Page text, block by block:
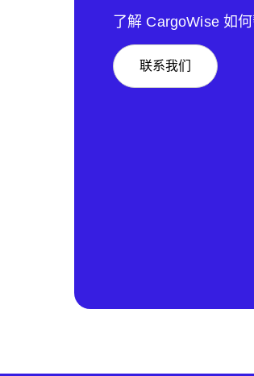
了解 CargoWise 如
联系我们